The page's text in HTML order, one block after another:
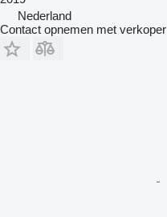
Nederland
Contact opnemen met verkoper